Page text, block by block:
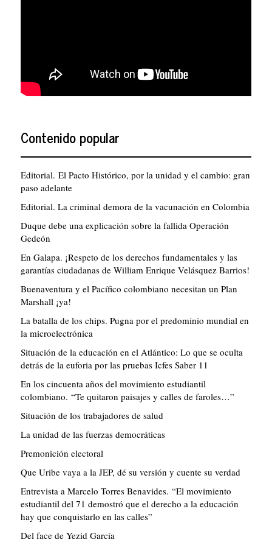
Contenido popular
Editorial. El Pacto Histórico, por la unidad y el cambio: gran
paso adelante
Editorial. La criminal demora de la vacunación en Colombia
Duque debe una explicación sobre la fallida Operación
Gedeón
En Galapa. ¡Respeto de los derechos fundamentales y las
garantías ciudadanas de William Enrique Velásquez Barrios!
Buenaventura y el Pacífico colombiano necesitan un Plan
Marshall ¡ya!
La batalla de los chips. Pugna por el predominio mundial en
la microelectrónica
Situación de la educación en el Atlántico: Lo que se oculta
detrás de la euforia por las pruebas Icfes Saber 11
En los cincuenta años del movimiento estudiantil
colombiano. “Te quitaron paisajes y calles de faroles…”
Situación de los trabajadores de salud
La unidad de las fuerzas democráticas
Premonición electoral
Que Uribe vaya a la JEP, dé su versión y cuente su verdad
Entrevista a Marcelo Torres Benavides. “El movimiento
estudiantil del 71 demostró que el derecho a la educación
hay que conquistarlo en las calles”
Del face de Yezid García